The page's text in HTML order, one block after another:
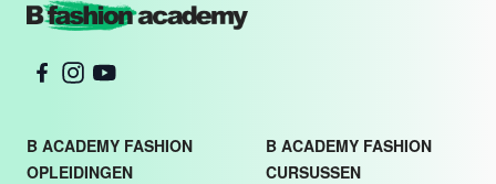
B ACADEMY FASHION
OPLEIDINGEN
B ACADEMY FASHION
CURSUSSEN